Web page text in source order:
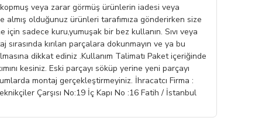
kopmuş veya zarar görmüş ürünlerin iadesi veya
olduğunuz ürünleri tarafımıza gönderirken size
sadece kuru,yumuşak bir bez kullanın. Sıvı veya
kırılan parçalara dokunmayın ve ya bu
dikkat ediniz .Kullanım Talimatı Paket içeriğinde
kesiniz. Eski parçayı söküp yerine yeni parçayı
montaj gerçekleştirmeyiniz. İhracatcı Firma :
Çarşısı No:19 İç Kapı No :16 Fatih / İstanbul